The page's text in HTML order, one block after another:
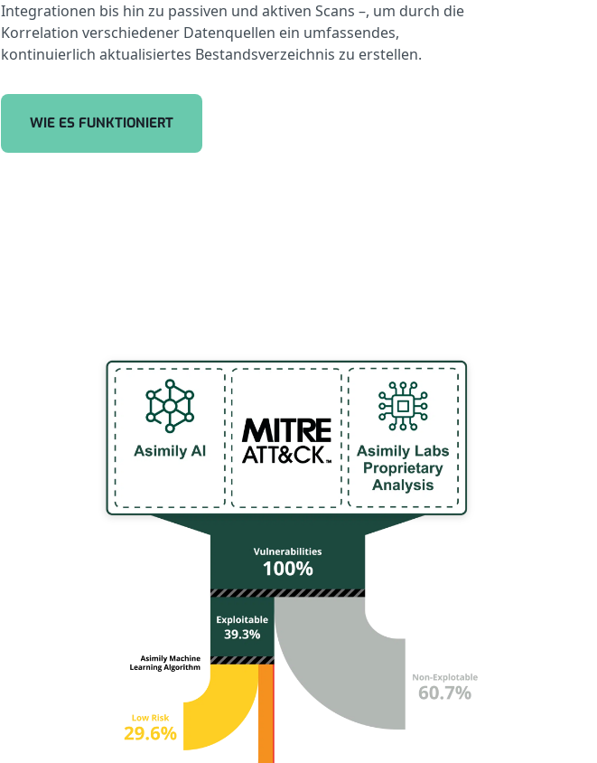
Integrationen bis hin zu passiven und aktiven Scans –, um durch die
Korrelation verschiedener Datenquellen ein umfassendes,
kontinuierlich aktualisiertes Bestandsverzeichnis zu erstellen.
WIE ES FUNKTIONIERT